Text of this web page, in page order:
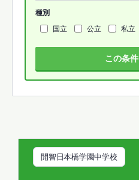
開智日本橋学園中学校
種別
国立
公立 私立
この条